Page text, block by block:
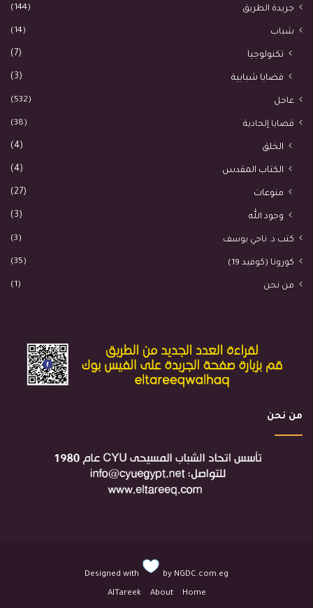
جريدة الطريق (144)
شباب (14)
تكنولوجيا (7)
قضايا شبابية (3)
عاجل (532)
قضايا إلحادية (38)
الخلق (4)
الكتاب المقدس (4)
منوعات (27)
وجود الله (3)
كتب د. ناجي يوسف (3)
كورونا (كوفيد 19) (35)
من نحن (1)
من نحن
Designed with by NGDC.com.eg
Home
About
AlTareek